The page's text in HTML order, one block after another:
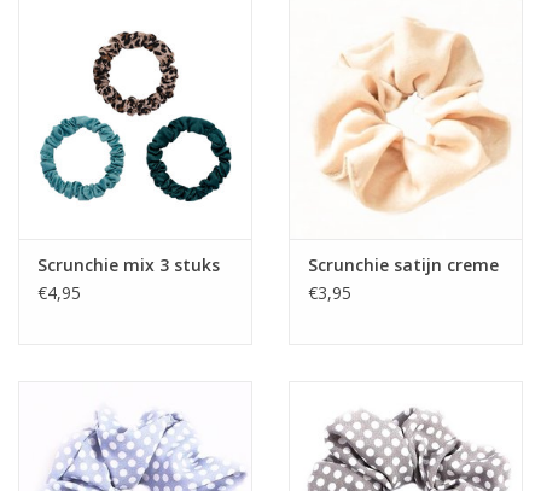
Scrunchie mix 3 stuks
€4,95
Scrunchie satijn creme
€3,95